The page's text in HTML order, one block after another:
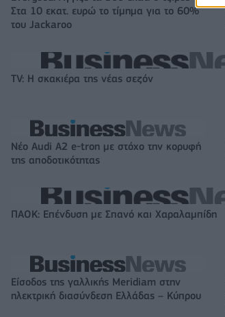
Στα 10 εκατ. ευρώ το τίμημα για το 60%
του Jackaroo
TV: Η σκακιέρα της νέας σεζόν
Νέο Audi A2 e-tron με στόχο την κορυφή
της αποδοτικότητας
ΠΑΟΚ: Επένδυση με Σπανό και Χαραλαμπίδη
Είσοδος της γαλλικής Meridiam στην
ηλεκτρική διασύνδεση Ελλάδας – Κύπρου